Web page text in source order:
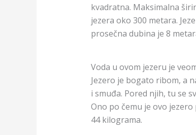
kvadratna. Maksimalna
jezera oko 300 metara.
prosečna dubina je 8
Voda u ovom jezeru je
Jezero je bogato ribom, a
i smuđa. Pored njih, tu se
Ono po čemu je ovo
44 kilograma.